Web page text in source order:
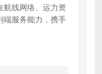
航线网络、运力资
端服务能力，携手